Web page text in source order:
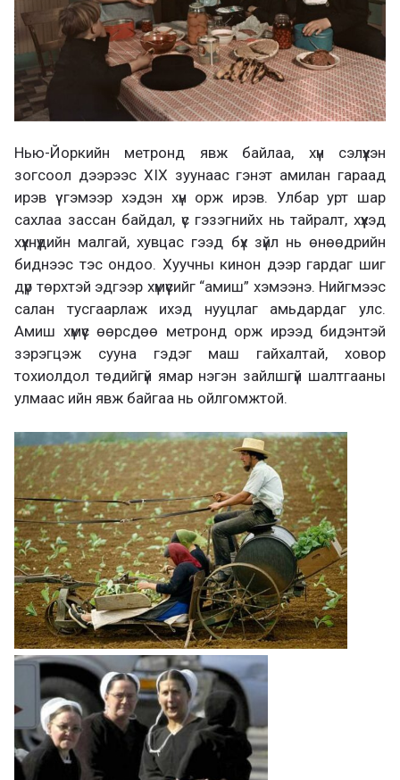
Hью-Йоркийн метронд явж байлаа, хүн сэлүүхэн
зогсоол дээрээс XIX зуунаас гэнэт амилан гараад
ирэв үү гэмээр хэдэн хүн орж ирэв. Улбар урт шар
сахлаа зассан байдал, үс гэзэгнийх нь тайралт, хүүхэд
хүүхнүүдийн малгай, хувцас гээд бүх зүйл нь өнөөдрийн
биднээс тэс ондоо. Хуучны кинон дээр гардаг шиг
дүр төрхтэй эдгээр хүмүүсийг “амиш” хэмээнэ. Нийгмээс
салан тусгаарлаж ихэд нууцлаг амьдардаг улс.
Амиш хүмүүс өөрсдөө метронд орж ирээд бидэнтэй
зэрэгцэж сууна гэдэг маш гайхалтай, ховор
тохиолдол төдийгүй ямар нэгэн зайлшгүй шалтгааны
улмаас ийн явж байгаа нь ойлгомжтой.